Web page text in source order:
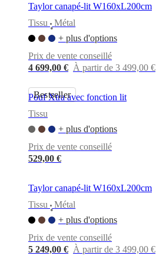
Taylor canapé-lit W160xL200cm
Tissu
•
Métal
+ plus d'options
Prix de vente conseillé
4 699,00 € À partir de 3 499,00 €
Bestseller
Pouf Xtra avec fonction lit
Tissu
+ plus d'options
Prix de vente conseillé
529,00 €
Taylor canapé-lit W160xL200cm
Tissu
•
Métal
+ plus d'options
Prix de vente conseillé
5 249,00 € À partir de 3 499,00 €